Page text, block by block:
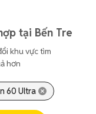
tại Bến Tre
khu vực tìm
hơn
60 Ultra